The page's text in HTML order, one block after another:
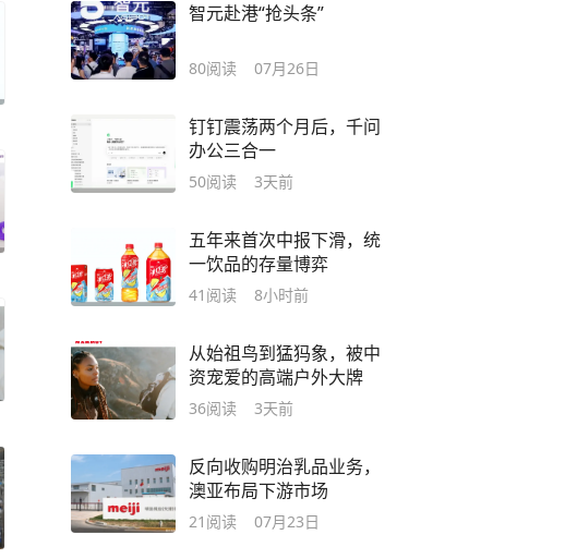
智元赴港“抢头条”
80阅读 07月26日
钉钉震荡两个月后，千问
办公三合一
50阅读 3天前
五年来首次中报下滑，统
一饮品的存量博弈
41 阅读 8小时前
从始祖鸟到猛犸象，被中
资宠爱的高端户外大牌
36阅读 3天前
反向收购明治乳品业务，
澳亚布局下游市场
21 阅读 07月23日